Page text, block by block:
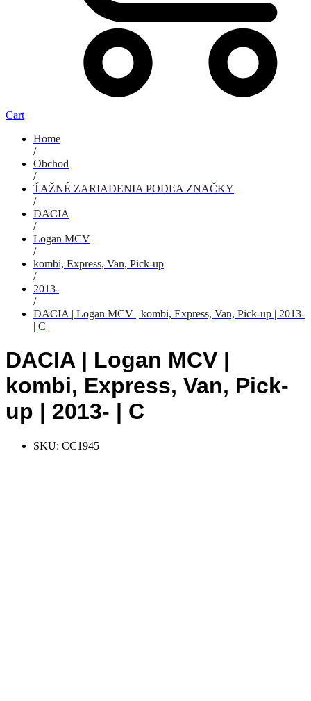
Cart
Home
/
Obchod
/
ŤAŽNÉ ZARIADENIA PODĽA ZNAČKY
/
DACIA
/
Logan MCV
/
kombi, Express, Van, Pick-up
/
2013-
/
DACIA | Logan MCV | kombi, Express, Van, Pick-up | 2013-
| C
DACIA | Logan MCV |
kombi, Express, Van, Pick-
up | 2013- | C
SKU: CC1945